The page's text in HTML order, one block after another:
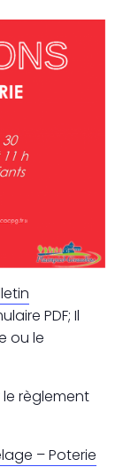
PDF; Il
ou le
règlement
– Poterie